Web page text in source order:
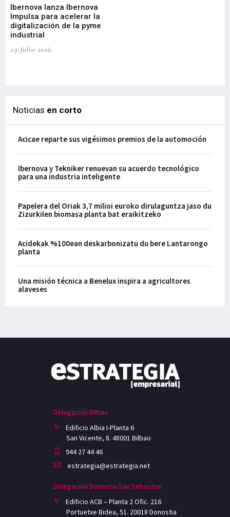
Ibernova lanza Ibernova
Impulsa para acelerar la
digitalización de la pyme
industrial
29-Julio-2026
Noticias en corto
Acicae reparte sus vigésimos premios de la automoción
Ibernova y Tekniker renuevan su acuerdo tecnológico
para una industria inteligente
Papelera del Oriak 3,7 milioi euroko dirulaguntza jaso du
Zizurkilen biomasa planta bat eraikitzeko
Acidekak %100ean deskarbonizatu du bere Lantarongo
planta
Una misión técnica a Benelux inspira a agricultores
alaveses
Delegación Bilbao
Edificio Albia I-Planta 6
San Vicente, 8. 48001 Bilbao
944 27 44 46
estrategia@estrategia.net
Delegación Donostia-San Sebastian
Edificio ACB – Planta 2 Ofic. 216
Portuetxe Bidea, 51. 20018 Donostia